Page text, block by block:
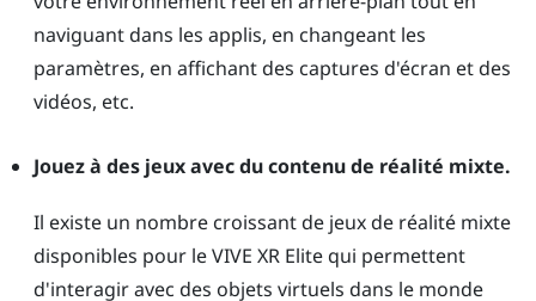
naviguant dans les applis, en changeant les
paramètres, en affichant des captures d'écran et des
vidéos, etc.
Jouez à des jeux avec du contenu de réalité mixte.
Il existe un nombre croissant de jeux de réalité mixte
disponibles pour leVIVE XR Elitequi permettent
d'interagir avec des objets virtuels dans le monde